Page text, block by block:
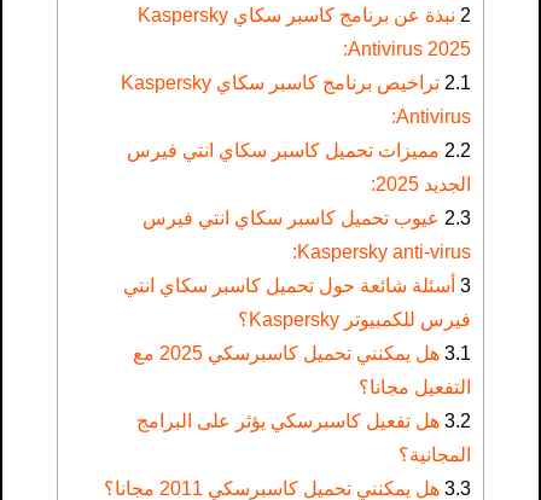
2
نبذة عن برنامج كاسبر سكاي Kaspersky
Antivirus 2025:
2.1
تراخيص برنامج كاسبر سكاي Kaspersky
Antivirus:
2.2 مميزات تحميل كاسبر سكاي انتي فيرس
الجديد 2025:
2.3 عيوب تحميل كاسبر سكاي انتي فيرس
Kaspersky anti-virus:
3 أسئلة شائعة حول تحميل كاسبر سكاي انتي
فيرس للكمبيوتر Kaspersky؟
3.1
هل يمكنني تحميل كاسبرسكي 2025 مع
التفعيل مجانا؟
3.2 هل تفعيل كاسبرسكي يؤثر على البرامج
المجانية؟
3.3 هل يمكنني تحميل كاسبرسكي 2011 مجانا؟